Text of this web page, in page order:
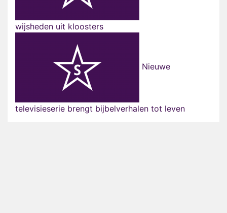
wijsheden uit kloosters
Nieuwe
televisieserie brengt bijbelverhalen tot leven